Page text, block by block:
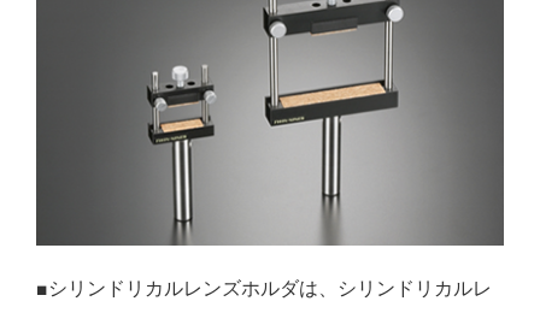
■シリンドリカルレンズホルダは、シリンドリカルレ